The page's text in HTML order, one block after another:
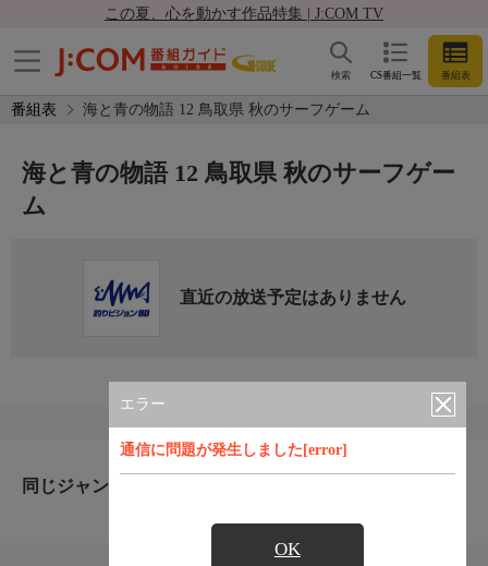
この夏、心を動かす作品特集 | J:COM TV
CS番組一覧 番組表
検索
番組表 海と青の物語 12 鳥取県 秋のサーフゲーム
エラー
通信に問題が発生しました[error]
OK
海と青の物語 12 鳥取県 秋のサーフゲー
ム
直近の放送予定はありません
同じジャンルのおすすめ番組